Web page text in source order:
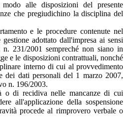
alle disposizioni del presente
che pregiudichino la disciplina del
e le procedure contenute nel
adottato dall'impresa ai sensi
231/2001 sempreché non siano in
e le disposizioni contrattuali, nonché
interno di cui al provvedimento
dei dati personali del 1 marzo 2007,
n. 196/2003.
o di recidiva nelle mancanze di cui
all'applicazione della sospensione
procede al rimprovero verbale o